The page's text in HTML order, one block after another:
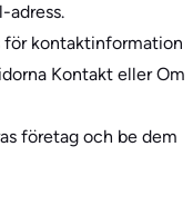
adress.
för kontaktinformation
Kontakt eller Om
företag och be dem